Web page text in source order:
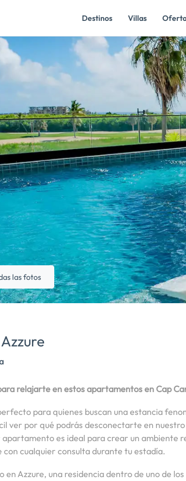
Destinos Villas
las fotos
relajarte en estos apartamentos en Cap
para quienes buscan una estancia
ver por qué podrás desconectarte en
es ideal para crear un ambiente
con cualquier consulta durante tu estadía.
en Azzure, una residencia dentro de uno de